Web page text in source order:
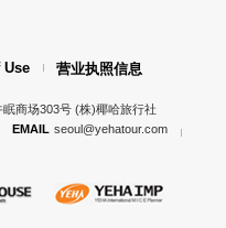
Use 营业执照信息
商场303号 (株)椰哈旅行社
EMAIL seoul@yehatour.com